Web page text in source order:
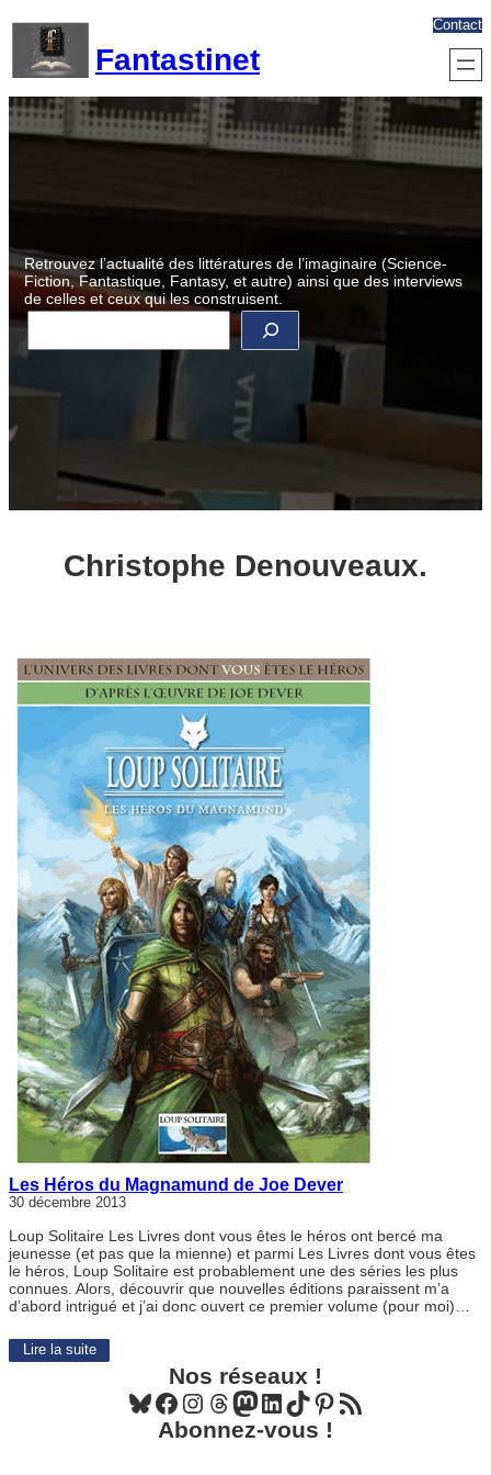
contenu
Fantastinet
Contact
Retrouvez l’actualité des littératures de l’imaginaire (Science-
Fiction, Fantastique, Fantasy, et autre) ainsi que des interviews
de celles et ceux qui les construisent.
R
e
c
e
Christophe Denouveaux.
Les Héros du Magnamund de Joe Dever
30 décembre 2013
Loup Solitaire Les Livres dont vous êtes le héros ont bercé ma
jeunesse (et pas que la mienne) et parmi Les Livres dont vous êtes
le héros, Loup Solitaire est probablement une des séries les plus
connues. Alors, découvrir que nouvelles éditions paraissent m’a
d’abord intrigué et j’ai donc ouvert ce premier volume (pour moi)…
Lire la suite
Nos réseaux !
Bluesky Facebook Instagram Threads Mastodon LinkedIn TikTok Pinterest Flux RSS
Abonnez-vous !